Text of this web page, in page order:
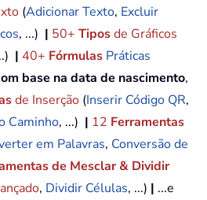
(Adicionar Texto, Excluir
, ...) | 50+ Tiposde Gráficos
| 40+ Fórmulas Práticas
base na data de nascimento,
de Inserção (Inserir Código QR,
Caminho, ...) | 12 Ferramentas
em Palavras, Conversão de
de Mesclar & Dividir
, Dividir Células, ...) | ...e